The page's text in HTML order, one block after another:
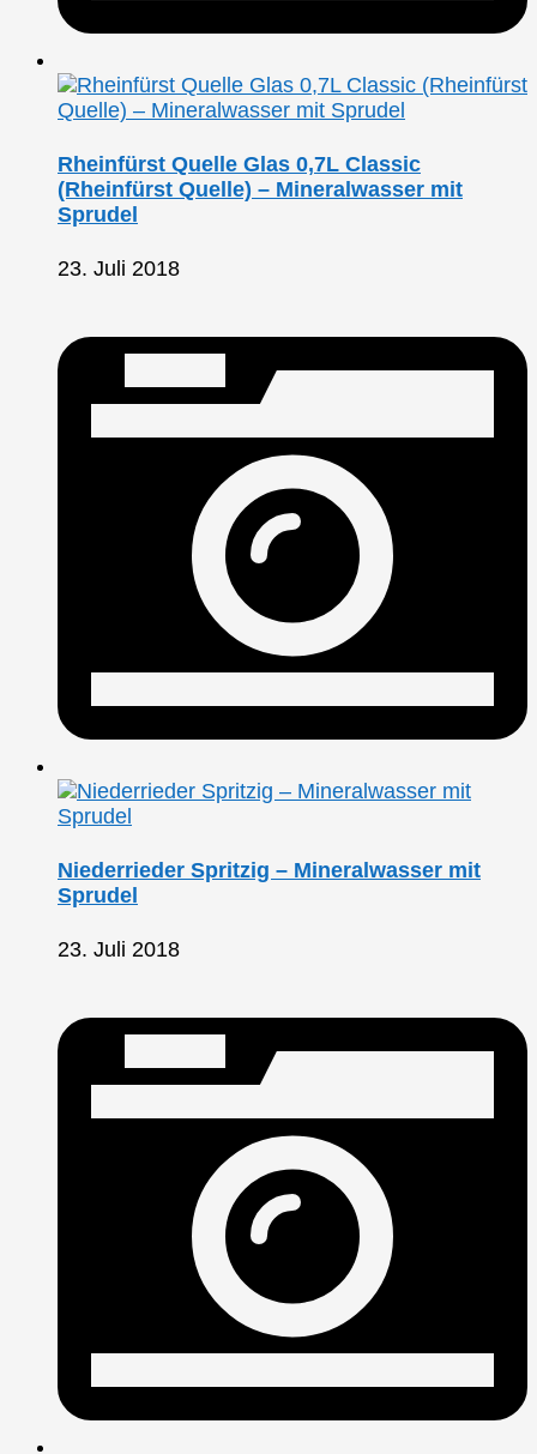
Rheinfürst Quelle Glas 0,7L Classic
(Rheinfürst Quelle) – Mineralwasser mit
Sprudel
23. Juli 2018
Niederrieder Spritzig – Mineralwasser mit
Sprudel
23. Juli 2018